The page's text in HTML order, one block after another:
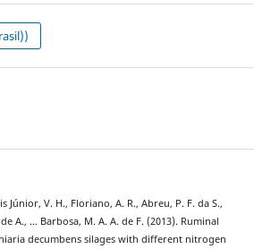
Júnior, V. H., Floriano, A. R., Abreu, P. F. da S.,
A., … Barbosa, M. A. A. de F. (2013). Ruminal
decumbens silages with different nitrogen